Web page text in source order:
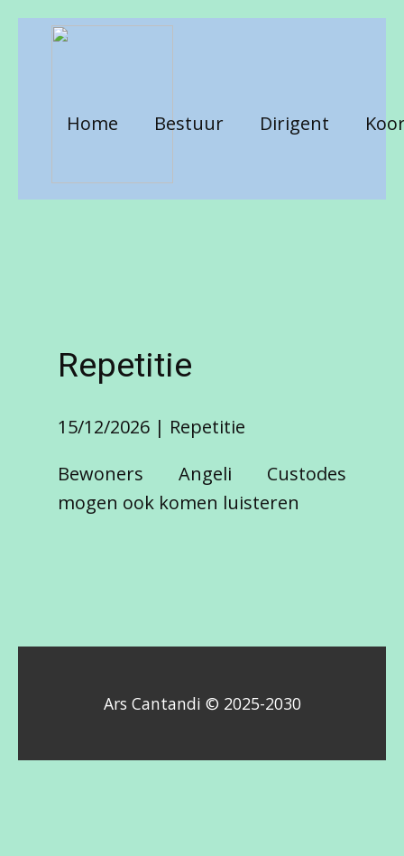
Home Bestuur Dirigent
Repetitie
15/12/2026
Repetitie
Bewoners Angeli Custodes
mogen ook komen luisteren
Ars Cantandi © 2025-2030